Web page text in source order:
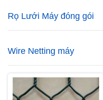
Rọ Lưới Máy đóng gói
Wire Netting máy